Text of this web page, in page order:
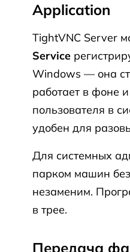
Application
TightVNC Server
Service
Windows — она
работает в фоне
пользователя в
удобен для
Для системных
парком машин
незаменим.
в трее.
Передача